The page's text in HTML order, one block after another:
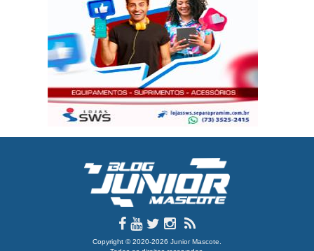
Copyright © 2020-2026 Junior Mascote